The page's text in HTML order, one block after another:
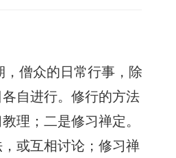
僧众的日常行事，除
自进行。修行的方法
理；二是修习禅定。
或互相讨论；修习禅